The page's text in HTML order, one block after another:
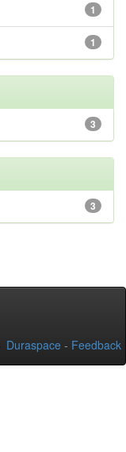
1
1
3
3
Duraspace - Feedback